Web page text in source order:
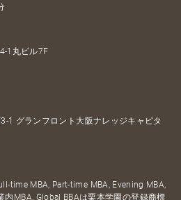
1丸ビル7F
1 グランフロント大阪ナレッジキャピタ
time MBA, Part-time MBA, Evening MBA,
内MBA, Global BBAは栗本学園の登録商標